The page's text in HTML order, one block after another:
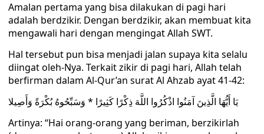
Amalan pertama yang bisa dilakukan di pagi hari
adalah berdzikir. Dengan berdzikir, akan membuat kita
mengawali hari dengan mengingat Allah SWT.
Hal tersebut pun bisa menjadi jalan supaya kita selalu
diingat oleh-Nya. Terkait zikir di pagi hari, Allah telah
berfirman dalam Al-Qur’an surat Al Ahzab ayat 41-42:
يَا أَيُّهَا الَّذِينَ آمَنُوا اذْكُرُوا اللَّهَ ذِكْرًا كَثِيرًا * وَسَبِّحُوهُ بُكْرَةً وَأَصِيلا
Artinya: “Hai orang-orang yang beriman, berzikirlah